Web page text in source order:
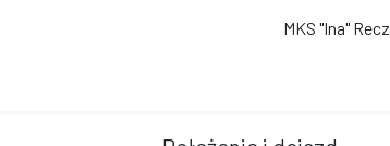
MKS "Ina" Recz